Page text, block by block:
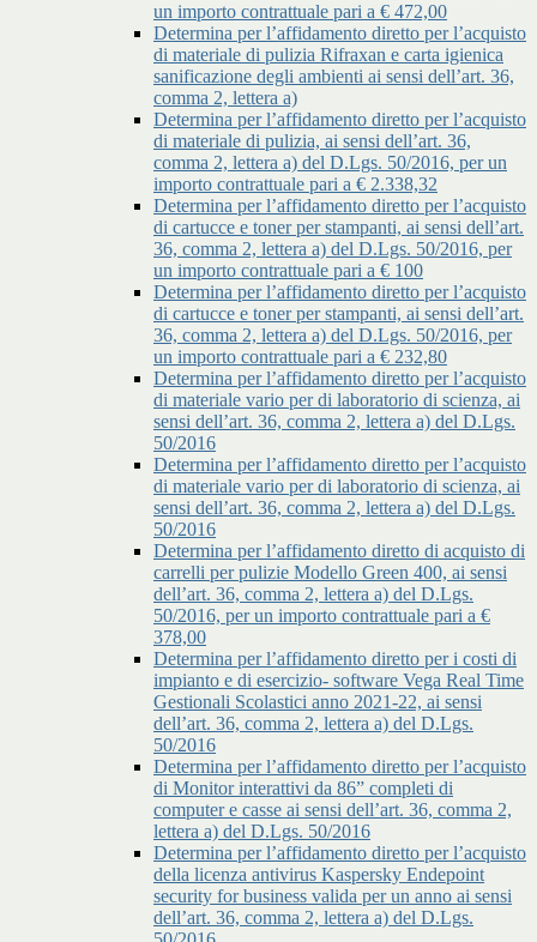
un importo contrattuale pari a € 472,00
Determina per l’affidamento diretto per l’acquisto
di materiale di pulizia Rifraxan e carta igienica
sanificazione degli ambienti ai sensi dell’art. 36,
comma 2, lettera a)
Determina per l’affidamento diretto per l’acquisto
di materiale di pulizia, ai sensi dell’art. 36,
comma 2, lettera a) del D.Lgs. 50/2016, per un
importo contrattuale pari a € 2.338,32
Determina per l’affidamento diretto per l’acquisto
di cartucce e toner per stampanti, ai sensi dell’art.
36, comma 2, lettera a) del D.Lgs. 50/2016, per
un importo contrattuale pari a € 100
Determina per l’affidamento diretto per l’acquisto
di cartucce e toner per stampanti, ai sensi dell’art.
36, comma 2, lettera a) del D.Lgs. 50/2016, per
un importo contrattuale pari a € 232,80
Determina per l’affidamento diretto per l’acquisto
di materiale vario per di laboratorio di scienza, ai
sensi dell’art. 36, comma 2, lettera a) del D.Lgs.
50/2016
Determina per l’affidamento diretto per l’acquisto
di materiale vario per di laboratorio di scienza, ai
sensi dell’art. 36, comma 2, lettera a) del D.Lgs.
50/2016
Determina per l’affidamento diretto di acquisto di
carrelli per pulizie Modello Green 400, ai sensi
dell’art. 36, comma 2, lettera a) del D.Lgs.
50/2016, per un importo contrattuale pari a €
378,00
Determina per l’affidamento diretto per i costi di
impianto e di esercizio- software Vega Real Time
Gestionali Scolastici anno 2021-22, ai sensi
dell’art. 36, comma 2, lettera a) del D.Lgs.
50/2016
Determina per l’affidamento diretto per l’acquisto
di Monitor interattivi da 86” completi di
computer e casse ai sensi dell’art. 36, comma 2,
lettera a) del D.Lgs. 50/2016
Determina per l’affidamento diretto per l’acquisto
della licenza antivirus Kaspersky Endepoint
security for business valida per un anno ai sensi
dell’art. 36, comma 2, lettera a) del D.Lgs.